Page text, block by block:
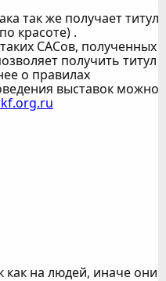
так же получает титул
красоте) .
САСов, полученных
получить титул
о правилах
выставок можно
как на людей, иначе они